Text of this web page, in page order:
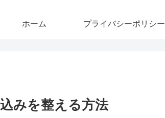
ホーム プライバシーポリシー
みを整える方法